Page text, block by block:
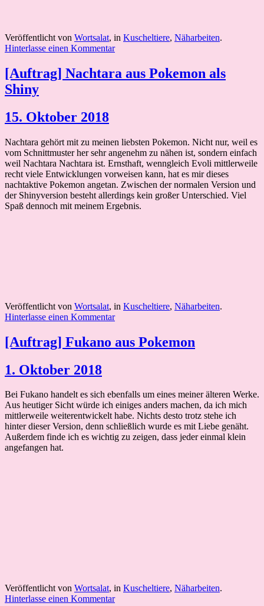
Veröffentlicht von Wortsalat, in Kuscheltiere, Näharbeiten.
Hinterlasse einen Kommentar
[Auftrag] Nachtara aus Pokemon als
Shiny
15. Oktober 2018
Nachtara gehört mit zu meinen liebsten Pokemon. Nicht nur, weil es
vom Schnittmuster her sehr angenehm zu nähen ist, sondern einfach
weil Nachtara Nachtara ist. Ernsthaft, wenngleich Evoli mittlerweile
recht viele Entwicklungen vorweisen kann, hat es mir dieses
nachtaktive Pokemon angetan. Zwischen der normalen Version und
der Shinyversion besteht allerdings kein großer Unterschied. Viel
Spaß dennoch mit meinem Ergebnis.
Veröffentlicht von Wortsalat, in Kuscheltiere, Näharbeiten.
Hinterlasse einen Kommentar
[Auftrag] Fukano aus Pokemon
1. Oktober 2018
Bei Fukano handelt es sich ebenfalls um eines meiner älteren Werke.
Aus heutiger Sicht würde ich einiges anders machen, da ich mich
mittlerweile weiterentwickelt habe. Nichts desto trotz stehe ich
hinter dieser Version, denn schließlich wurde es mit Liebe genäht.
Außerdem finde ich es wichtig zu zeigen, dass jeder einmal klein
angefangen hat.
Veröffentlicht von Wortsalat, in Kuscheltiere, Näharbeiten.
Hinterlasse einen Kommentar